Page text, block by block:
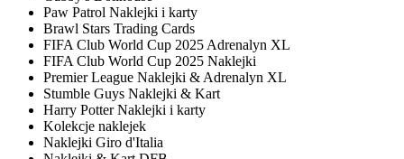
Paw Patrol Naklejki i karty
Brawl Stars Trading Cards
FIFA Club World Cup 2025 Adrenalyn XL
FIFA Club World Cup 2025 Naklejki
Premier League Naklejki & Adrenalyn XL
Stumble Guys Naklejki & Kart
Harry Potter Naklejki i karty
Kolekcje naklejek
Naklejki Giro d'Italia